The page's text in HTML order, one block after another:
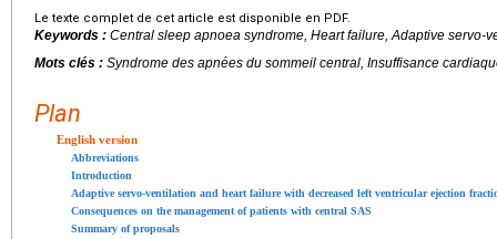
Le texte complet de cet article est disponible en PDF.
Keywords : Central sleep apnoea syndrome, Heart failure, Adaptive servo-
Mots clés : Syndrome des apnées du sommeil central, Insuffisance
Plan
English version
Abbreviations
Introduction
Adaptive servo-ventilation and heart failure with decreased left ventricular ejection
Consequences on the management of patients with central SAS
Summary of proposals